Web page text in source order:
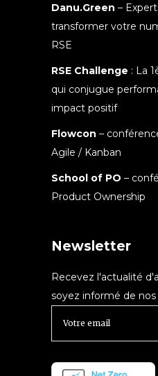
Danu.Green –
transformer votre
RSE
RSE Challenge : La
qui conjugue
impact positif
Flowcon –
Agile / Kanban
School of PO –
Product Ownership
Newsletter
Recevez l'actualité
soyez informé de nos